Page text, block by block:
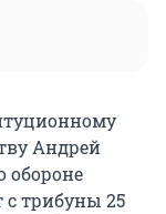
Андрей
обороне
трибуны 25